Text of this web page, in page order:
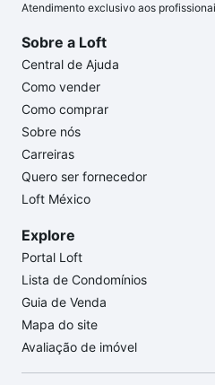
Atendimento exclusivo aos
Sobre a Loft
Central de Ajuda
Como vender
Como comprar
Sobre nós
Carreiras
Quero ser fornecedor
Loft México
Explore
Portal Loft
Lista de Condomínios
Guia de Venda
Mapa do site
Avaliação de imóvel